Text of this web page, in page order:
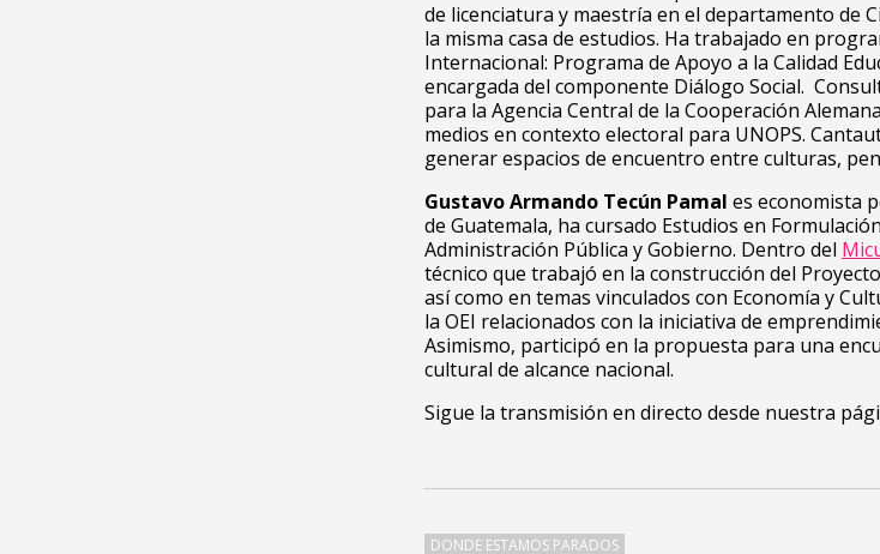
de licenciatura y maestría en el departamento de
la misma casa de estudios. Ha trabajado en
Internacional: Programa de Apoyo a la Calidad
encargada del componente Diálogo Social.
para la Agencia Central de la Cooperación
medios en contexto electoral para UNOPS.
generar espacios de encuentro entre culturas,
Gustavo Armando Tecún Pamal es economista
de Guatemala, ha cursado Estudios en
Administración Pública y Gobierno. Dentro del
técnico que trabajó en la construcción del
así como en temas vinculados con Economía y
la OEI relacionados con la iniciativa de
Asimismo, participó en la propuesta para una
cultural de alcance nacional.
Sigue la transmisión en directo desde nuestra
DONDE ESTAMOS PARADOS